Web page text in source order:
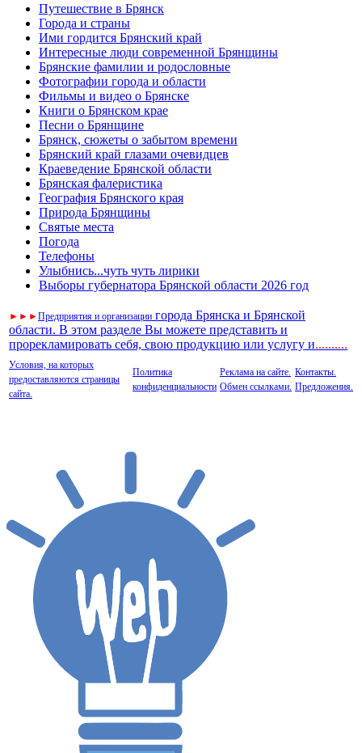
Путешествие в Брянск
Города и страны
Ими гордится Брянский край
Интересные люди современной Брянщины
Брянские фамилии и родословные
Фотографии города и области
Фильмы и видео о Брянске
Книги о Брянском крае
Песни о Брянщине
Брянск, сюжеты о забытом времени
Брянский край глазами очевидцев
Краеведение Брянской области
Брянская фалеристика
География Брянского края
Природа Брянщины
Святые места
Погода
Телефоны
Улыбнись...чуть чуть лирики
Выборы губернатора Брянской области 2026 год
► ► ►Предприятия и организации города Брянска и Брянской
области. В этом разделе Вы можете представить и
прорекламировать себя, свою продукцию или услугу и..........
Условия, на которых
предоставляются страницы
сайта.
Политика
конфиденциальности
Реклама на сайте.
Обмен ссылками.
Контакты.
Предложения.